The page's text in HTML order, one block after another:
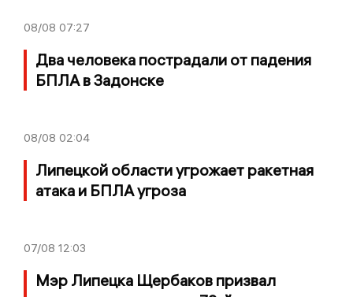
08/08 07:27
Два человека пострадали от падения
БПЛА в Задонске
08/08 02:04
Липецкой области угрожает ракетная
атака и БПЛА угроза
07/08 12:03
Мэр Липецка Щербаков призвал